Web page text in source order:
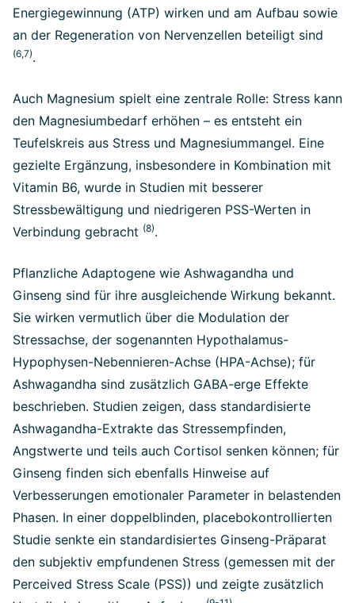
Energiegewinnung (ATP) wirken und am Aufbau sowie
an der Regeneration von Nervenzellen beteiligt sind
(6,7).
Auch Magnesium spielt eine zentrale Rolle: Stress kann
den Magnesiumbedarf erhöhen – es entsteht ein
Teufelskreis aus Stress und Magnesiummangel. Eine
gezielte Ergänzung, insbesondere in Kombination mit
Vitamin B6, wurde in Studien mit besserer
Stressbewältigung und niedrigeren PSS-Werten in
Verbindung gebracht (8).
Pflanzliche Adaptogene wie Ashwagandha und
Ginseng sind für ihre ausgleichende Wirkung bekannt.
Sie wirken vermutlich über die Modulation der
Stressachse, der sogenannten Hypothalamus-
Hypophysen-Nebennieren-Achse (HPA-Achse); für
Ashwagandha sind zusätzlich GABA-erge Effekte
beschrieben. Studien zeigen, dass standardisierte
Ashwagandha-Extrakte das Stressempfinden,
Angstwerte und teils auch Cortisol senken können; für
Ginseng finden sich ebenfalls Hinweise auf
Verbesserungen emotionaler Parameter in belastenden
Phasen. In einer doppelblinden, placebokontrollierten
Studie senkte ein standardisiertes Ginseng-Präparat
den subjektiv empfundenen Stress (gemessen mit der
Perceived Stress Scale (PSS)) und zeigte zusätzlich